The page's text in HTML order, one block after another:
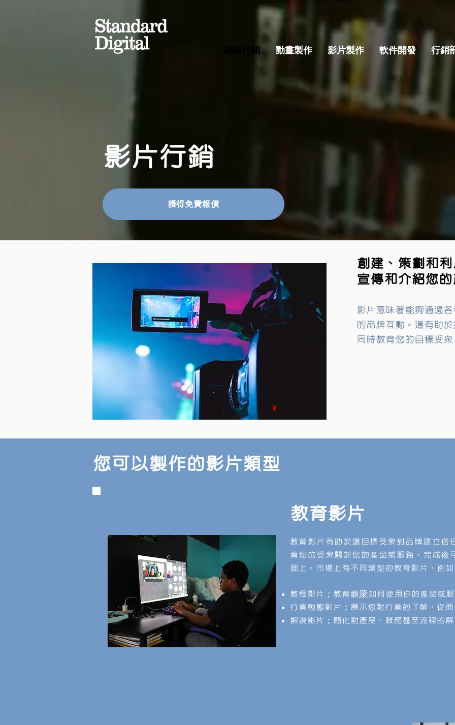
網絡行銷 動畫製作 影片製作 軟件開發 行銷
​影片行銷
獲得免費報價
創建、策劃和
宣傳和介紹您
影片意味著能夠通過
的品牌互動。這有助
同時教育您的目標受眾
您可以製作的影片類型
​教育影片
教育影片有助於讓目標受眾對品牌建立信
育您的受眾關於您的產品或服務 ，完成後
面上。市場上有不同類型的教育影片 ，例
教程影片 ；教育觀衆如何使用你的產品或
​行業動態影片 ；展示您對行業的了解，從
解說影片 ；簡化對產品、服務甚至流程的